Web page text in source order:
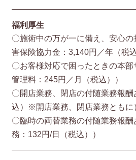
福利厚生
〇施術中の万が一に備え、安心
害保険協⼒⾦：3,140円／年（税込
〇お客様対応で困ったときの本
管理料：245円／月（税込））
〇開店業務、閉店の付随業務報
込）※開店業務、閉店業務ともに
〇臨時の両替業務の付随業務報
務：132円/⽇（税込））